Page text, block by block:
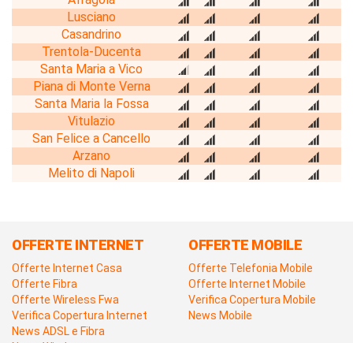
Lusciano
Casandrino
Trentola-Ducenta
Santa Maria a Vico
Piana di Monte Verna
Santa Maria la Fossa
Vitulazio
San Felice a Cancello
Arzano
Melito di Napoli
OFFERTE INTERNET
Offerte Internet Casa
Offerte Fibra
Offerte Wireless Fwa
Verifica Copertura Internet
News ADSL e Fibra
OFFERTE MOBILE
Offerte Telefonia Mobile
Offerte Internet Mobile
Verifica Copertura Mobile
News Mobile